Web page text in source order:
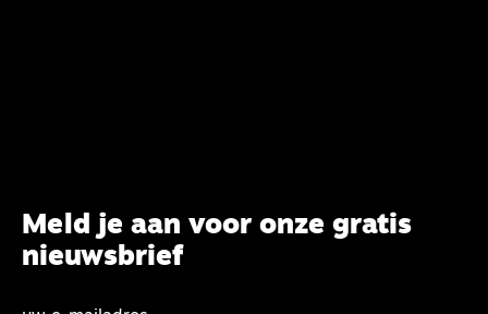
Meld je aan voor onze gratis
nieuwsbrief